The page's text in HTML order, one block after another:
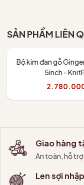
SẢN PHẨM LIÊN
Bộ kim đan gỗ
5inch -
Giao hàng
An toàn, hỗ
Len sợi